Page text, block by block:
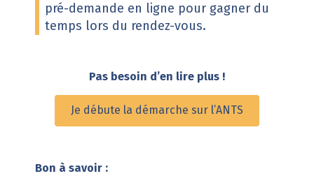
pré-demande en ligne pour gagner du
temps lors du rendez-vous.
Pas besoin d’en lire plus !
Je débute la démarche sur l’ANTS
Bon à savoir :